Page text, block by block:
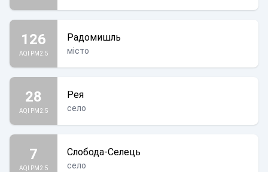
126
AQI PM2.5
Радомишль
місто
28
AQI PM2.5
Рея
село
7
AQI PM2.5
Слобода-Селець
село